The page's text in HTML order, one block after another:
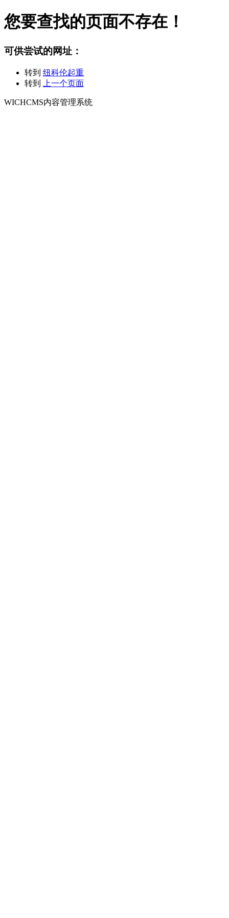
您要查找的页面不存在！
可供尝试的网址：
转到 纽科伦起重
转到
上一个页面
WICHCMS内容管理系统